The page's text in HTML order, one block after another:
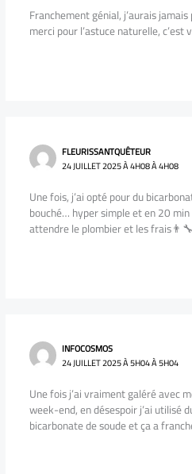
Franchement génial, j’aurais
merci pour l’astuce naturelle,
FLEURISSANTQUÊTEUR
24 JUILLET 2025 À 4H08 À 4H08
Une fois, j’ai opté pour du
bouché… hyper simple et en 20 min
attendre le plombier et les
INFOCOSMOS
24 JUILLET 2025 À 5H04 À 5H04
Une fois j’ai vraiment galéré avec
week-end, en désespoir j’ai utilisé
bicarbonate de soude et ça a